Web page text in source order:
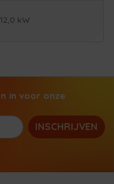
kW
in voor onze
INSCHRIJVEN